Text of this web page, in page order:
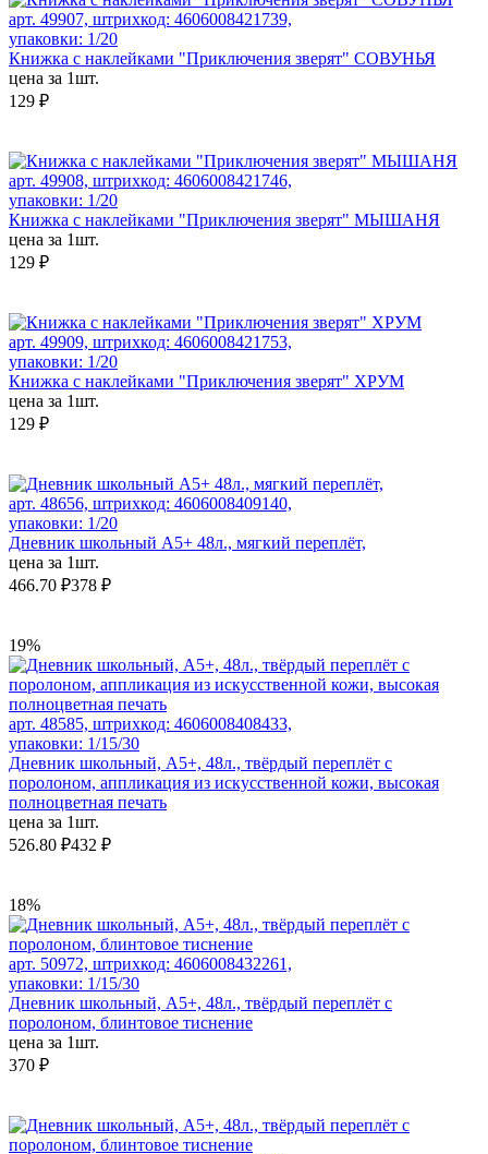
арт. 49907, штрихкод: 4606008421739,
упаковки: 1/20
Книжка с наклейками "Приключения зверят" СОВУНЬЯ
цена за 1шт.
129 ₽
арт. 49908, штрихкод: 4606008421746,
упаковки: 1/20
Книжка с наклейками "Приключения зверят" МЫШАНЯ
цена за 1шт.
129 ₽
арт. 49909, штрихкод: 4606008421753,
упаковки: 1/20
Книжка с наклейками "Приключения зверят" ХРУМ
цена за 1шт.
129 ₽
арт. 48656, штрихкод: 4606008409140,
упаковки: 1/20
Дневник школьный А5+ 48л., мягкий переплёт,
цена за 1шт.
466.70 ₽378 ₽
19%
арт. 48585, штрихкод: 4606008408433,
упаковки: 1/15/30
Дневник школьный, А5+, 48л., твёрдый переплёт с
поролоном, аппликация из искусственной кожи, высокая
полноцветная печать
цена за 1шт.
526.80 ₽432 ₽
18%
арт. 50972, штрихкод: 4606008432261,
упаковки: 1/15/30
Дневник школьный, А5+, 48л., твёрдый переплёт с
поролоном, блинтовое тиснение
цена за 1шт.
370 ₽